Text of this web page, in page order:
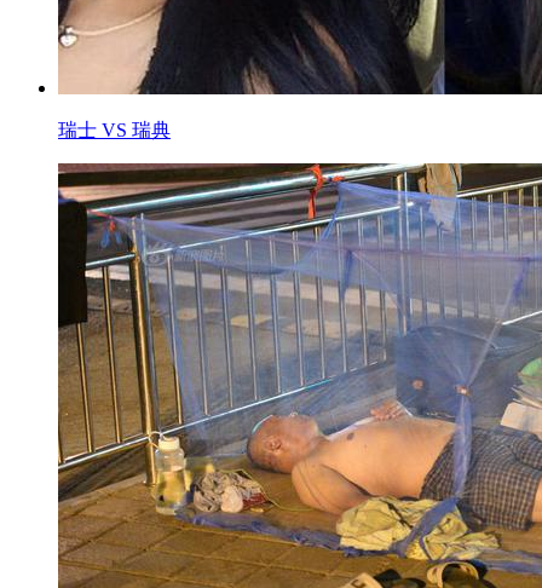
瑞士 VS 瑞典